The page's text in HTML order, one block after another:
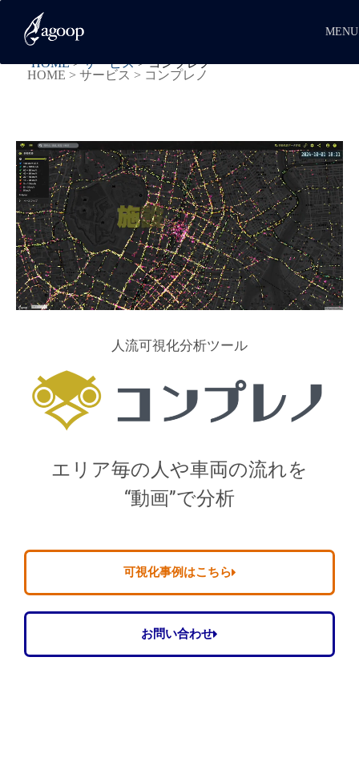
MENU
HOME>サービス>コンプレノ
HOME > サービス > コンプレノ
人流可視化分析ツール
エリア毎の人や車両の流れを
“動画”で分析
可視化事例はこちら
お問い合わせ